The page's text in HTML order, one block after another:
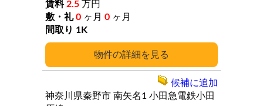
詳細
2.5 万円
0 ヶ月 0 ヶ月
1K
神奈川県秦野市 南矢名1 小田急電鉄小田
候補に追加